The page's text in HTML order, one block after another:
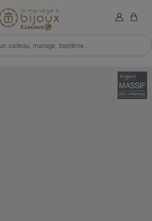
Retour à l'accueil du site
cadeau, mariage, baptême...
×